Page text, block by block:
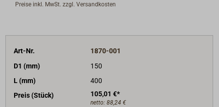
Preise inkl. MwSt. zzgl. Versandkosten
Art-Nr.
1870-001
D1 (mm)
150
L (mm)
400
Preis (Stück)
105,01 €*
netto: 88,24 €